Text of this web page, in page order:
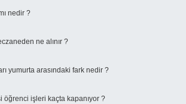
nedir ?
ne alınır ?
yumurta arasındaki fark nedir ?
öğrenci işleri kaçta kapanıyor ?